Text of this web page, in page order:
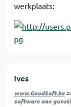
werkplaats:
Ives
www.GoodSoft.be
software aan